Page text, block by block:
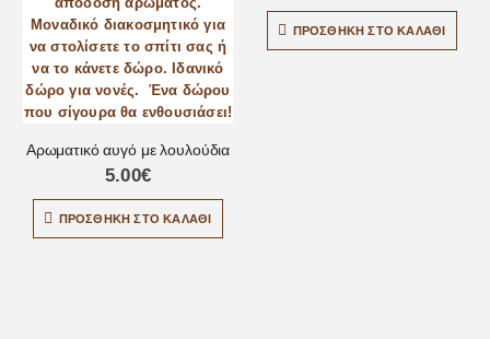
Αρωματικό αυγό με λουλούδια
5.00€
ΠΡΟΣΘΉΚΗ ΣΤΟ ΚΑΛΆΘΙ
ΠΡΟΣΘΉΚΗ ΣΤΟ ΚΑΛΆΘΙ